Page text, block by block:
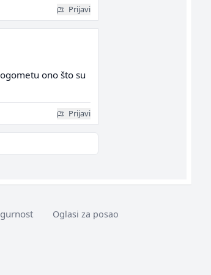
Prijavi
ono što su
Prijavi
Oglasi za posao